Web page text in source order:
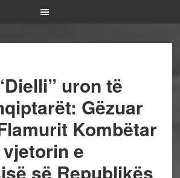
uron të
Gëzuar
Kombëtar
e
së Republikës